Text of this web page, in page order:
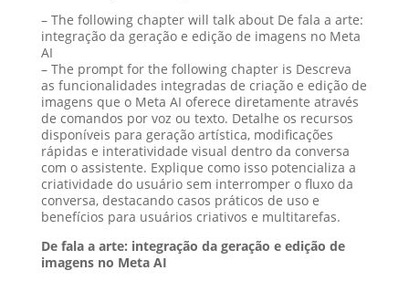
– The following chapter will talk about De fala a arte:
integração da geração e edição de imagens no Meta
AI
– The prompt for the following chapter is Descreva
as funcionalidades integradas de criação e edição de
imagens que o Meta AI oferece diretamente através
de comandos por voz ou texto. Detalhe os recursos
disponíveis para geração artística, modificações
rápidas e interatividade visual dentro da conversa
com o assistente. Explique como isso potencializa a
criatividade do usuário sem interromper o fluxo da
conversa, destacando casos práticos de uso e
benefícios para usuários criativos e multitarefas.
De fala a arte: integração da geração e edição de
imagens no Meta AI